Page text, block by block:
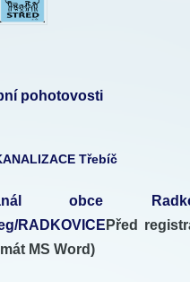
pohotovosti
Třebíč
obce
RADKOVICE Před
MS Word)